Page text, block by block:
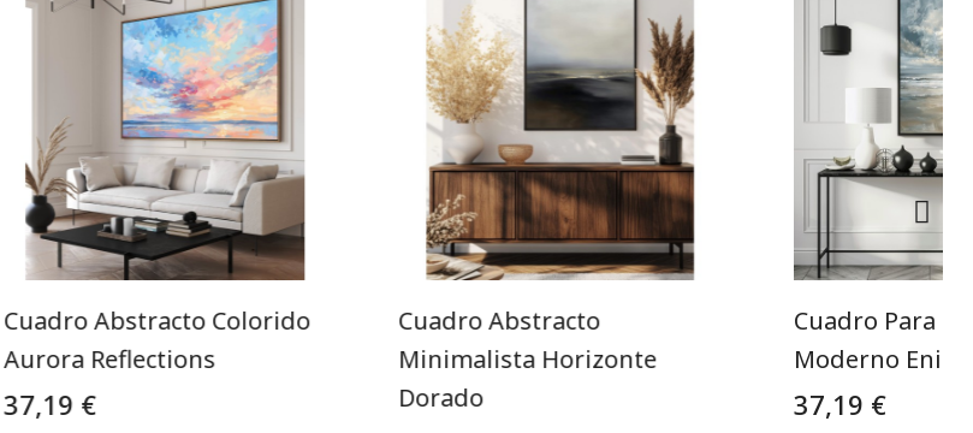
Cuadro Abstracto Colorido
Aurora Reflections
37,19 €
Cuadro Abstracto
Minimalista Horizonte
Dorado
Cuadro Para
Moderno
37,19 €